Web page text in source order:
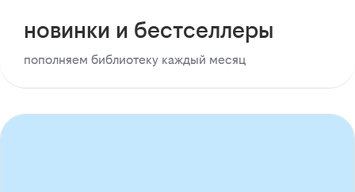
новинки и бестселлеры
пополняем библиотеку каждый месяц